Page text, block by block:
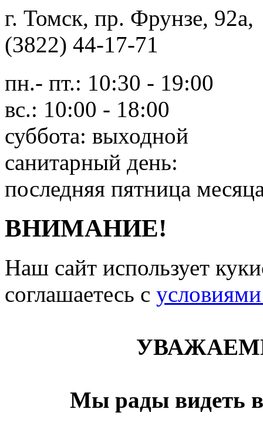
г. Томск, пр. Фрунзе,
(3822) 44-17-71
пн.- пт.: 10:30 - 19:00
вс.: 10:00 - 18:00
суббота: выходной
санитарный день:
последняя пятница
ВНИМАНИЕ!
Наш сайт использует
соглашаетесь c
Мы рады видеть